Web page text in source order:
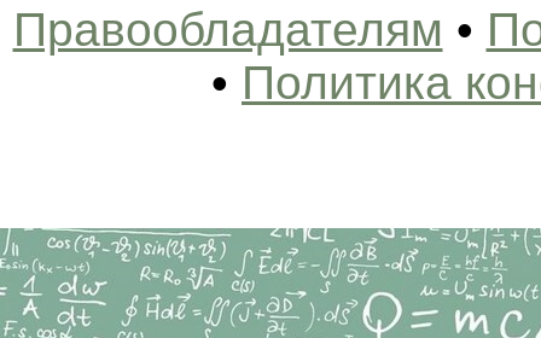
Правообладателям •
• Политика